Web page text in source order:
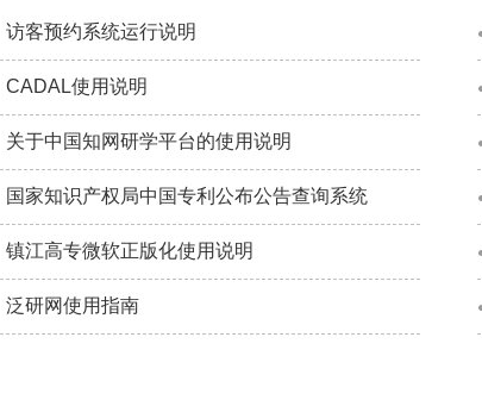
访客预约系统运行说明
CADAL使用说明
关于中国知网研学平台的使用说明
国家知识产权局中国专利公布公告查询系统
镇江高专微软正版化使用说明
泛研网使用指南